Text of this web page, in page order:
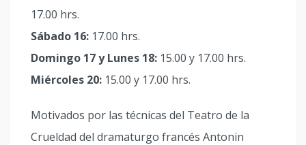
17.00 hrs.
Sábado 16: 17.00 hrs.
Domingo 17 y Lunes 18: 15.00 y 17.00 hrs.
Miércoles 20: 15.00 y 17.00 hrs.
Motivados por las técnicas del Teatro de la
Crueldad del dramaturgo francés Antonin